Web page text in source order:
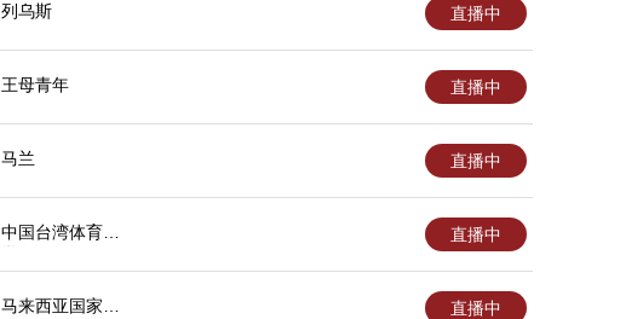
列乌斯 直播中
王母青年 直播中
马兰 直播中
中国台湾体育大
直播中
马来西亚国家大
直播中